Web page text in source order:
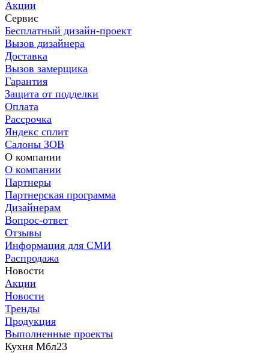
Акции
Сервис
Бесплатный дизайн-проект
Вызов дизайнера
Доставка
Вызов замерщика
Гарантия
Защита от подделки
Оплата
Рассрочка
Яндекс сплит
Салоны ЗОВ
О компании
О компании
Партнеры
Партнерская программа
Дизайнерам
Вопрос-ответ
Отзывы
Информация для СМИ
Распродажа
Новости
Акции
Новости
Тренды
Продукция
Выполненные проекты
Кухня Мбл23